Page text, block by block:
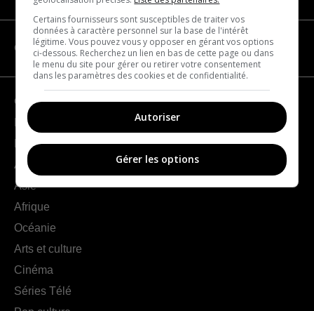
CATÉGORIES
Géographie
France
Europe
Amériques
Asie
Afrique
Océanie
Arts et culture
Cinéma
Séries Télé
Certains fournisseurs sont susceptibles de traiter vos
données à caractère personnel sur la base de l'intérêt
légitime. Vous pouvez vous y opposer en gérant vos options
ci-dessous. Recherchez un lien en bas de cette page ou dans
le menu du site pour gérer ou retirer votre consentement
dans les paramètres des cookies et de confidentialité.
Autoriser
Gérer les options